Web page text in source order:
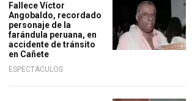
Fallece Víctor
Angobaldo, recordado
personaje de la
farándula peruana, en
accidente de tránsito
en Cañete
ESPECTÁCULOS